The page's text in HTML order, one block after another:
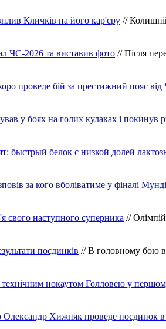
Кличків на його кар'єру //
ЧС-2026 та виставив фото // Після
проведе бій за престижний пояс від
у боях на голих кулаках і
быстрый белок с низкой долей
за кого вболіватиме у фіналі
свого наступного суперника //
поєдинків // В головному бою
нокаутом Голловею у
Олександр Хижняк проведе поєдинок